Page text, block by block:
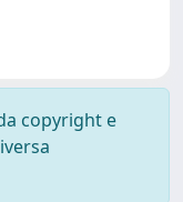
copyright e